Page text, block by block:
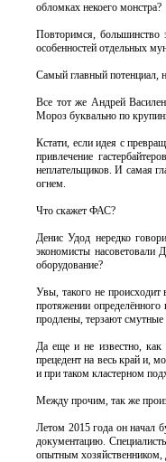
обломках некоего монстра?
Повторимся, большинство
особенностей отдельных
Самый главный потенциал,
Все тот же Андрей
Мороз буквально по
Кстати, если идея с
привлечение
неплательщиков. И самая
огнем.
Что скажет ФАС?
Денис Удод нередко
экономисты насоветовали
оборудование?
Увы, такого не происходит
протяжении
продлены, терзают смутные
Да еще и не известно, как
прецедент на весь край и,
и при таком кластерном
Между прочим, так же
Летом 2015 года он начал
документацию.
опытным